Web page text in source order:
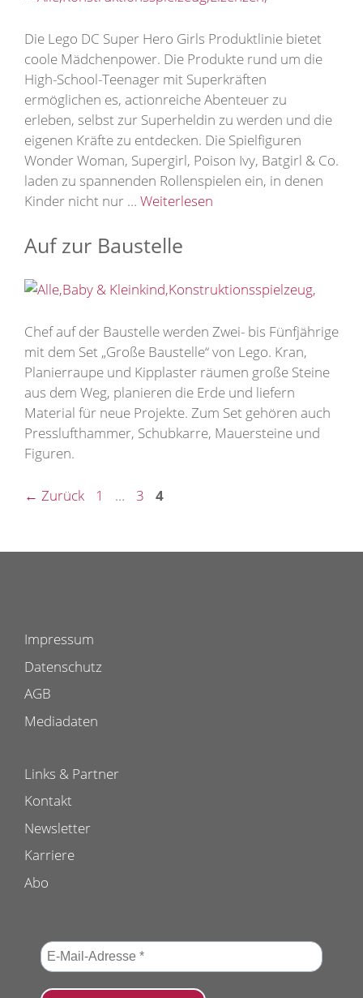
Die Lego DC Super Hero Girls Produktlinie bietet
coole Mädchenpower. Die Produkte rund um die
High-School-Teenager mit Superkräften
ermöglichen es, actionreiche Abenteuer zu
erleben, selbst zur Superheldin zu werden und die
eigenen Kräfte zu entdecken. Die Spielfiguren
Wonder Woman, Supergirl, Poison Ivy, Batgirl & Co.
laden zu spannenden Rollenspielen ein, in denen
Kinder nicht nur … Weiterlesen
Auf zur Baustelle
Chef auf der Baustelle werden Zwei- bis Fünfjährige
mit dem Set „Große Baustelle“ von Lego. Kran,
Planierraupe und Kipplaster räumen große Steine
aus dem Weg, planieren die Erde und liefern
Material für neue Projekte. Zum Set gehören auch
Presslufthammer, Schubkarre, Mauersteine und
Figuren.
← Zurück Seite
1 … Seite
3 Seite
4
Impressum
Datenschutz
AGB
Mediadaten
Links & Partner
Kontakt
Newsletter
Karriere
Abo